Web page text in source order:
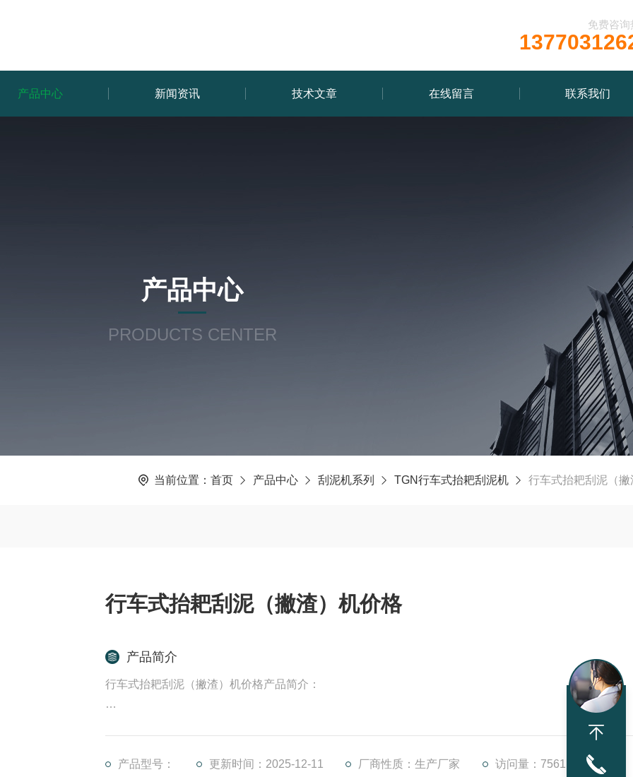
免费咨询
产品中心 新闻资讯 技术文章 在线留言 联系我们
产品中心
PRODUCTS CENTER
当前位置： 首页 产品中心 刮泥机系列 TGN行车式抬耙刮泥机 行车式抬耙刮泥（
行车式抬耙刮泥（撇渣）机价格
产品简介
行车式抬耙刮泥（撇渣）机价格产品简介：
ZBG周边传动刮吸泥机适用于大中型幅流式二次沉淀池的机械排泥。依据池径大小不同又分为单周边传
产品型号：
更新时间：2025-12-11 厂商性质：生产厂家 访问量：7561